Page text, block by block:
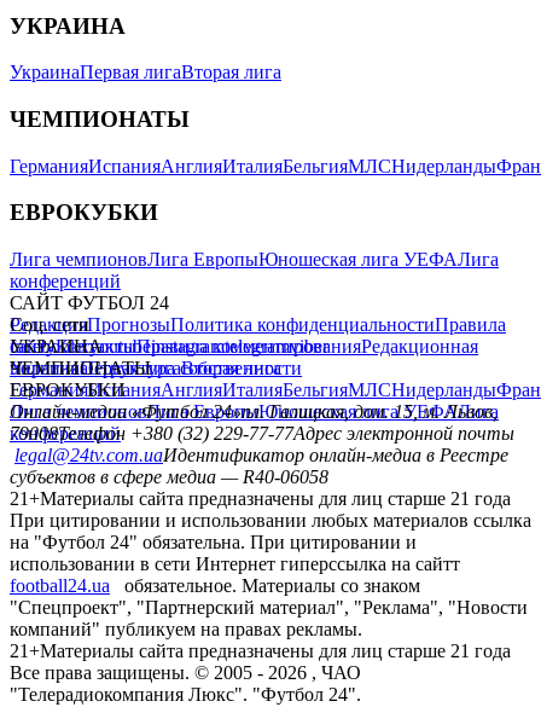
УКРАИНА
УкраинаПервая лигаВторая лига
ЧЕМПИОНАТЫ
ГерманияИспанияАнглияИталияБельгияМЛСНидерланды
ЕВРОКУБКИ
Лига чемпионовЛига ЕвропыЮношеская лига УЕФАЛига
конференций
САЙТ ФУТБОЛ 24
РедакцияПрогнозыПолитика конфиденциальностиПравила
сайтуКонтактыПравила комментированияРедакционная
политикаСтруктура собственности
Соц. сети
facebookxyoutubeinstagramtelegramviber
УКРАИНА
УкраинаПервая лигаВторая лига
ЧЕМПИОНАТЫ
ГерманияИспанияАнглияИталияБельгияМЛСНидерланды
ЕВРОКУБКИ
Лига чемпионовЛига ЕвропыЮношеская лига УЕФАЛига
конференций
Онлайн-медиа «Футбол 24»пл. Галицкая, дом. 15, м. Львов,
79008Телефон +380 (32) 229-77-77Адрес электронной почты
legal@24tv.com.uaИдентификатор онлайн-медиа в Реестре
субъектов в сфере медиа — R40-06058
21+Материалы сайта предназначены для лиц старше 21 года
При цитировании и использовании любых материалов ссылка
на "Футбол 24" обязательна. При цитировании и
использовании в сети Интернет гиперссылка на сайтт
football24.ua
обязательное. Материалы со знаком
"Спецпроект", "Партнерский материал", "Реклама", "Новости
компаний" публикуем на правах рекламы.
21+Материалы сайта предназначены для лиц старше 21 года
Все права защищены. © 2005 - 2026 , ЧАО
"Телерадиокомпания Люкс". "Футбол 24".